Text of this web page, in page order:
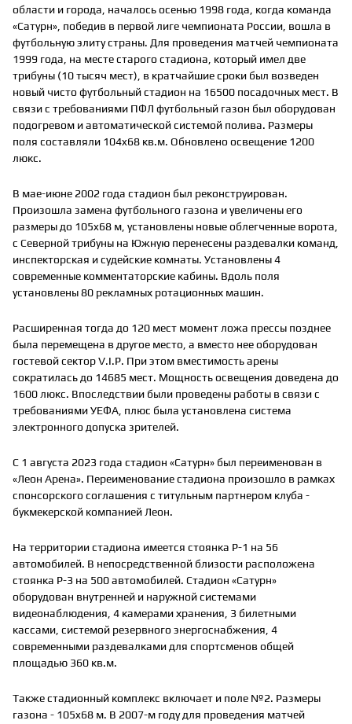
области и города, началось осенью 1998 года, когда команда
«Сатурн», победив в первой лиге чемпионата России, вошла в
футбольную элиту страны. Для проведения матчей чемпионата
1999 года, на месте старого стадиона, который имел две
трибуны (10 тысяч мест), в кратчайшие сроки был возведен
новый чисто футбольный стадион на 16500 посадочных мест. В
связи с требованиями ПФЛ футбольный газон был оборудован
подогревом и автоматической системой полива. Размеры
поля составляли 104x68 кв.м. Обновлено освещение 1200
люкс.
В мае-июне 2002 года стадион был реконструирован.
Произошла замена футбольного газона и увеличены его
размеры до 105x68 м, установлены новые облегченные ворота,
с Северной трибуны на Южную перенесены раздевалки команд,
инспекторская и судейские комнаты. Установлены 4
современные комментаторские кабины. Вдоль поля
установлены 80 рекламных ротационных машин.
Расширенная тогда до 120 мест момент ложа прессы позднее
была перемещена в другое место, а вместо нее оборудован
гостевой сектор V.I.P. При этом вместимость арены
сократилась до 14685 мест. Мощность освещения доведена до
1600 люкс. Впоследствии были проведены работы в связи с
требованиями УЕФА, плюс была установлена система
электронного допуска зрителей.
С 1 августа 2023 года стадион «Сатурн» был переименован в
«Леон Арена». Переименование стадиона произошло в рамках
спонсорского соглашения с титульным партнером клуба -
букмекерской компанией Леон.
На территории стадиона имеется стоянка Р-1 на 56
автомобилей. В непосредственной близости расположена
стоянка Р-3 на 500 автомобилей. Стадион «Сатурн»
оборудован внутренней и наружной системами
видеонаблюдения, 4 камерами хранения, 3 билетными
кассами, системой резервного энергоснабжения, 4
современными раздевалками для спортсменов общей
площадью 360 кв.м.
Также стадионный комплекс включает и поле №2. Размеры
газона - 105x68 м. В 2007-м году для проведения матчей